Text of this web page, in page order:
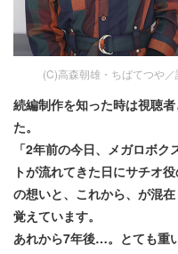
(C)高森朝雄・ちばてつや
続編制作を知った時は視聴
た。
「2年前の今日、メガロボ
トが流れてきた日にサチオ
の想いと、これから、が混
覚えています。
あれから7年後…。とても重